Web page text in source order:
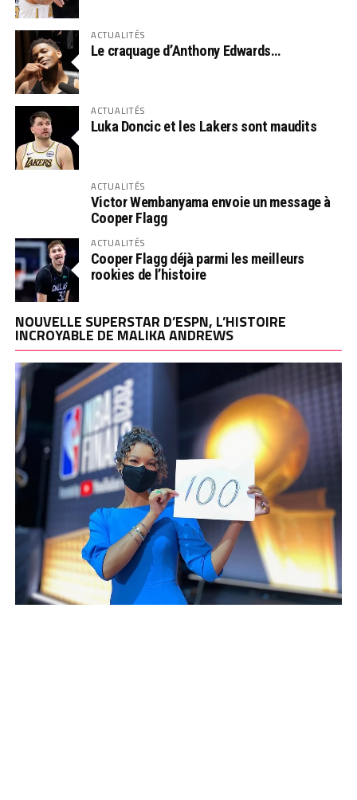
ACTUALITÉS
Le craquage d’Anthony Edwards…
ACTUALITÉS
Luka Doncic et les Lakers sont maudits
ACTUALITÉS
Victor Wembanyama envoie un message à
Cooper Flagg
ACTUALITÉS
Cooper Flagg déjà parmi les meilleurs
rookies de l’histoire
NOUVELLE SUPERSTAR D’ESPN, L’HISTOIRE
INCROYABLE DE MALIKA ANDREWS